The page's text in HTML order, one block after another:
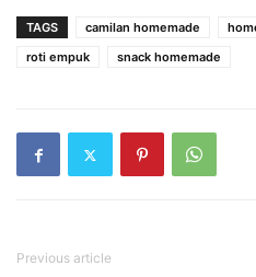
TAGS camilan homemade
roti empuk
snack homemade
Previous article